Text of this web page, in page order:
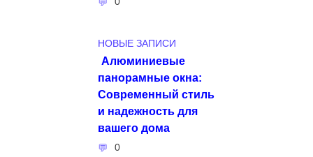
НОВЫЕ ЗАПИСИ
Алюминиевые
панорамные окна:
Современный стиль
и надежность для
вашего дома
0